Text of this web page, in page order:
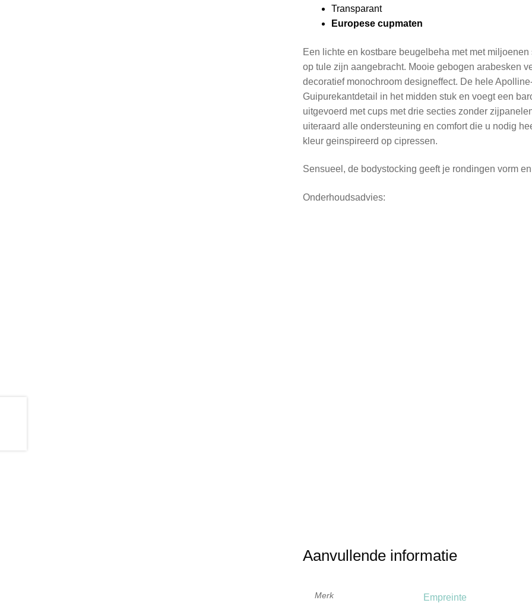
Transparant
Europese cupmaten
Een lichte en kostbare beugelbeha met met
op tule zijn aangebracht. Mooie gebogen arabesken
decoratief monochroom designeffect. De hele
Guipurekantdetail in het midden stuk en voegt een
uitgevoerd met cups met drie secties zonder
uiteraard alle ondersteuning en comfort die u nodig
kleur geinspireerd op cipressen.
Sensueel, de bodystocking geeft je rondingen vorm
Onderhoudsadvies:
Aanvullende informatie
Merk Empreinte